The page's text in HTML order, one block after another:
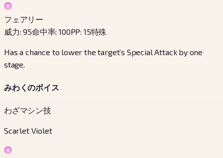
フェアリー
威力:95命中率:100PP: 15特殊
Has a chance to lower the target’s Special Attack by one
stage.
みわくのボイス
わざマシン技
Scarlet Violet